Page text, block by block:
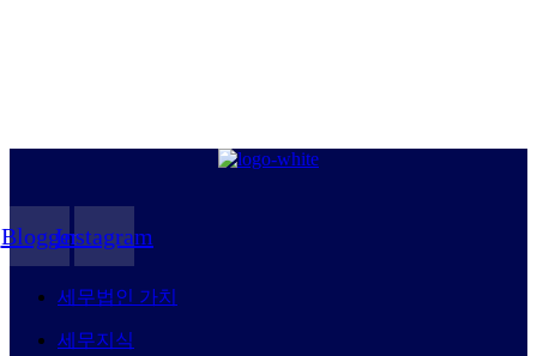
BloggerInstagram
세무법인 가치
세무지식